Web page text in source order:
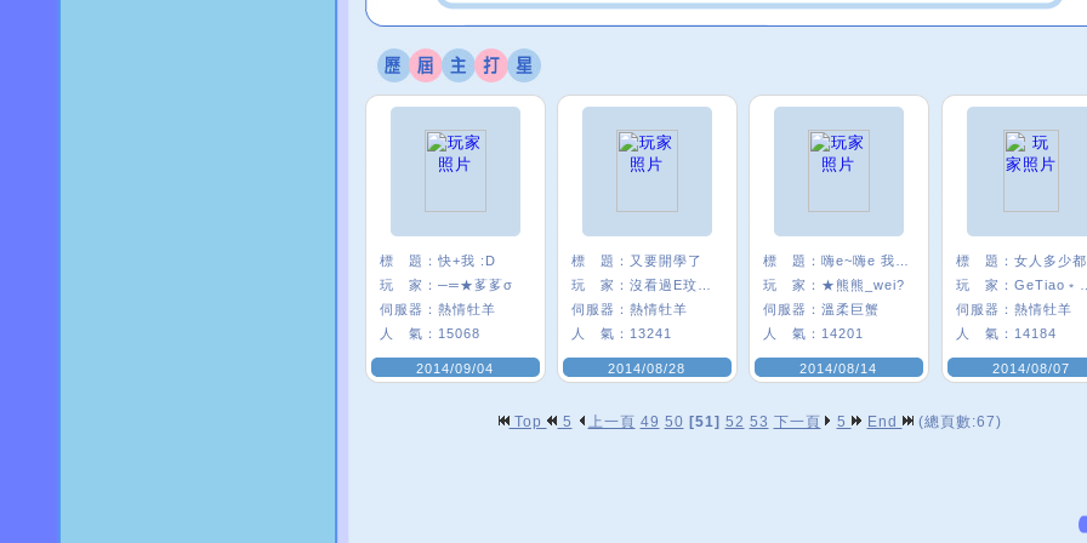
標 題： 快+我 :D
玩 家： ─═★茤茤σ
伺服器： 熱情牡羊
人 氣： 15068
2014/09/04
標 題： 又要開學了
玩 家：
伺服器： 熱情牡羊
人 氣： 13241
2014/08/28
標 題：
玩 家： ★熊熊_wei?
伺服器： 溫柔巨蟹
人 氣： 14201
2014/08/14
標 題：
玩 家：
伺服器： 熱情牡羊
人 氣： 14184
2014/08/07
Top 5 上一頁 49 50 [51] 52 53 下一頁 5 End (總頁數:67)